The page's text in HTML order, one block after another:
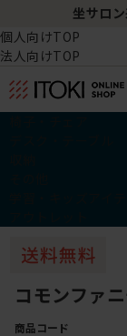
坐サロ
個人向けTOP
法人向けTOP
コモンファ
商品コード